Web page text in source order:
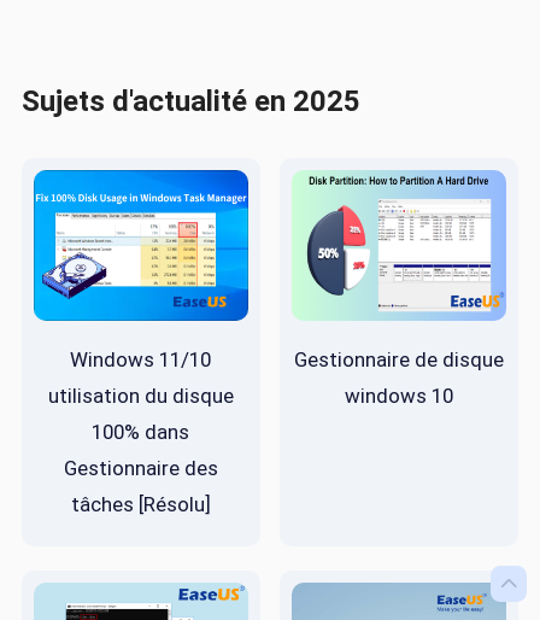

Sujets d'actualité en 2025
Windows 11/10
utilisation du disque
100% dans
Gestionnaire des
tâches [Résolu]
Gestionnaire de disque
windows 10